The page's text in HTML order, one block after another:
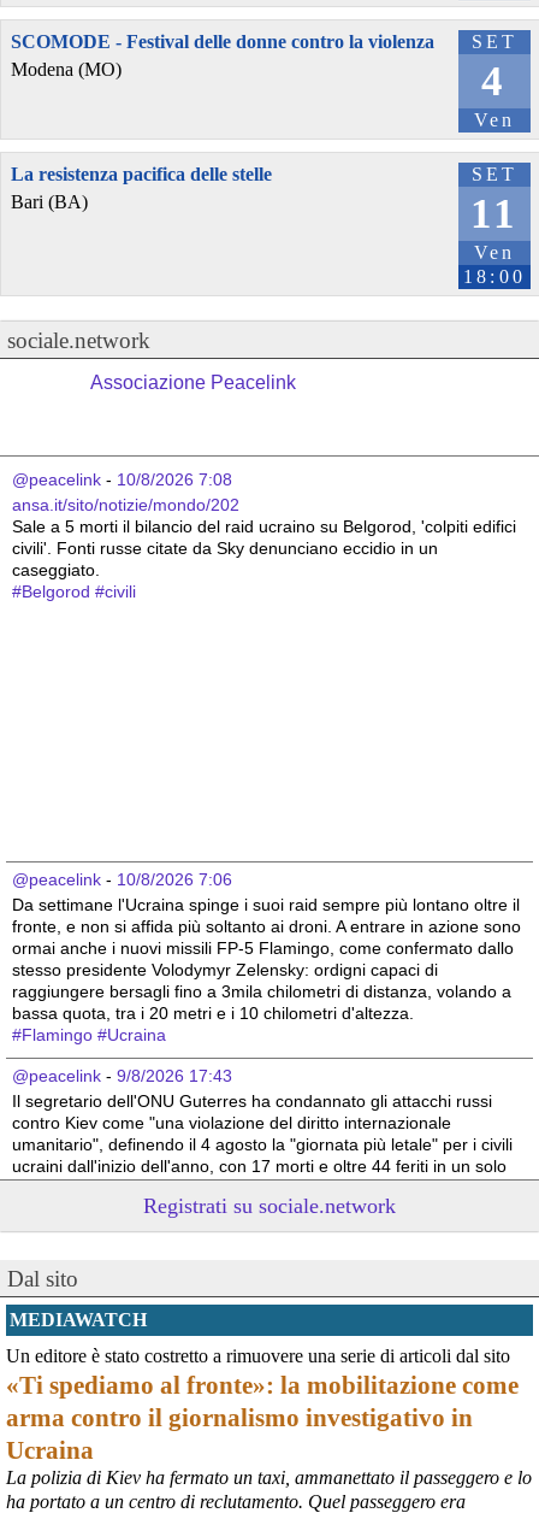
SET
4
Ven
SCOMODE - Festival delle donne contro la violenza
Modena (MO)
SET
11
Ven
18:00
La resistenza pacifica delle stelle
Bari (BA)
sociale.network
Associazione Peacelink
@peacelink - 10/8/2026 7:08
ansa.it/sito/notizie/mondo/202
Sale a 5 morti il bilancio del raid ucraino su Belgorod, 'colpiti edifici
civili'. Fonti russe citate da Sky denunciano eccidio in un
caseggiato.
#Belgorod #civili
@peacelink - 10/8/2026 7:06
Da settimane l'Ucraina spinge i suoi raid sempre più lontano oltre il
fronte, e non si affida più soltanto ai droni. A entrare in azione sono
ormai anche i nuovi missili FP-5 Flamingo, come confermato dallo
stesso presidente Volodymyr Zelensky: ordigni capaci di
raggiungere bersagli fino a 3mila chilometri di distanza, volando a
bassa quota, tra i 20 metri e i 10 chilometri d'altezza.
#Flamingo #Ucraina
@peacelink - 9/8/2026 17:43
Il segretario dell'ONU Guterres ha condannato gli attacchi russi
contro Kiev come "una violazione del diritto internazionale
umanitario", definendo il 4 agosto la "giornata più letale" per i civili
ucraini dall'inizio dell'anno, con 17 morti e oltre 44 feriti in un solo
Nei primi 6 mesi del 2026, l'ONU ha confermato quasi 1.400 civili
ucraini uccisi e quasi 8.000 feriti a causa degli attacchi russi , un
#Ucraina
@peacelink - 9/8/2026 10:51
Il 9 agosto 1945, gli Stati Uniti sganciarono una seconda bomba
atomica (chiamata "Fat Man") sulla città giapponese di Nagasaki.
L'attacco nucleare avvenne a tre giorni di distanza da quello di
Hiroshima, distrusse gran parte della città e causò la morte di
decine di migliaia di civili.
peacelink.it/segnala
Nagasaki
Registrati su sociale.network
Dal sito
MEDIAWATCH
Un editore è stato costretto a rimuovere una serie di articoli dal sito
«Ti spediamo al fronte»: la mobilitazione come
arma contro il giornalismo investigativo in
Ucraina
La polizia di Kiev ha fermato un taxi, ammanettato il passeggero e lo
ha portato a un centro di reclutamento. Quel passeggero era